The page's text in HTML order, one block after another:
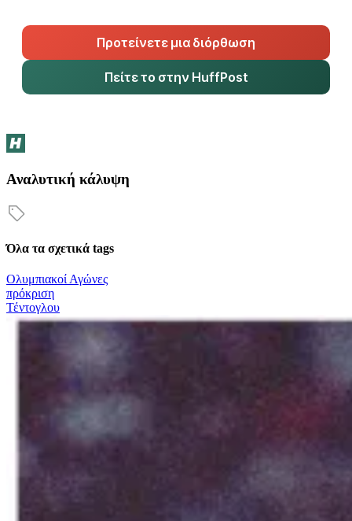
Προτείνετε μια διόρθωση
Πείτε το στην HuffPost
Αναλυτική κάλυψη
Όλα τα σχετικά tags
Ολυμπιακοί Αγώνες
πρόκριση
Τέντογλου